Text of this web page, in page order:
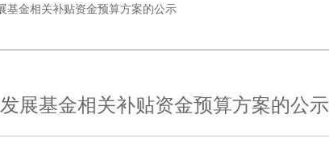
基金相关补贴资金预算方案的公示
展基金相关补贴资金预算方案的公示